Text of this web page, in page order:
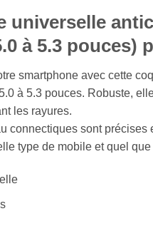
universelle
à 5.3 pouces)
smartphone avec cette
à 5.3 pouces. Robuste,
les rayures.
connectiques sont
type de mobile et quel